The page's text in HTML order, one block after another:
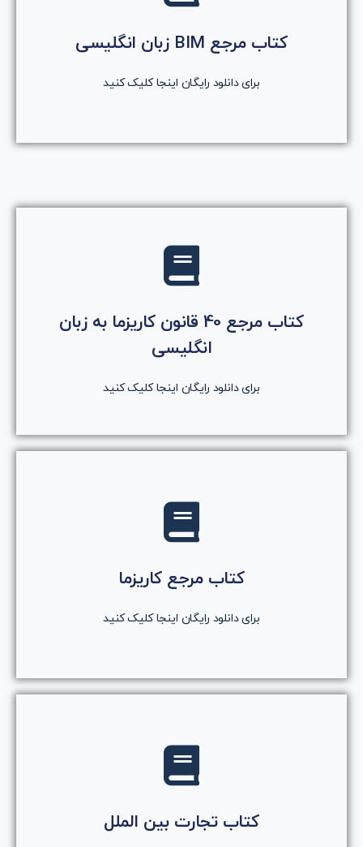
کتاب مرجع BIM زبان انگلیسی
برای دانلود رایگان اینجا کلیک کنید
دانلود رایگان کتاب
روی دکمه کلیک کنید
کتاب مرجع 40 قانون کاریزما به زبان
انگلیسی
برای دانلود رایگان اینجا کلیک کنید
دانلود رایگان کتاب
روی دکمه کلیک کنید
کلیک کنید
کتاب مرجع کاریزما
برای دانلود رایگان اینجا کلیک کنید
دانلود رایگان کتاب
روی دکمه کلیک کنید
کلیک کنید
کتاب تجارت بین الملل
روی دکمه کلیک کنید
کلیک کنید